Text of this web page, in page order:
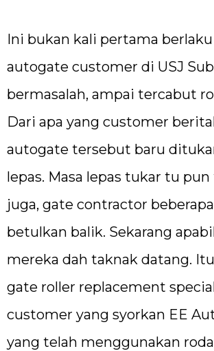
Ini bukan kali pertama
autogate customer di USJ
bermasalah, ampai tercabut
Dari apa yang customer
autogate tersebut baru
lepas. Masa lepas tukar tu
juga, gate contractor
betulkan balik. Sekarang
mereka dah taknak datang.
gate roller replacement
customer yang syorkan EE
yang telah menggunakan